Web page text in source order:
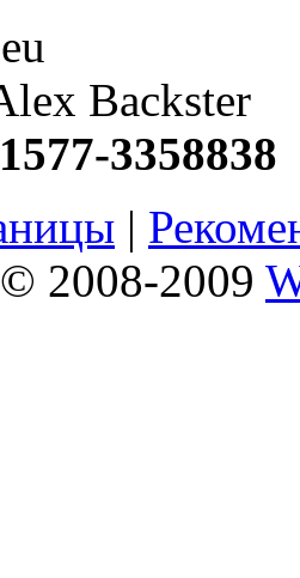
Backster
1577-3358838
|
2008-2009